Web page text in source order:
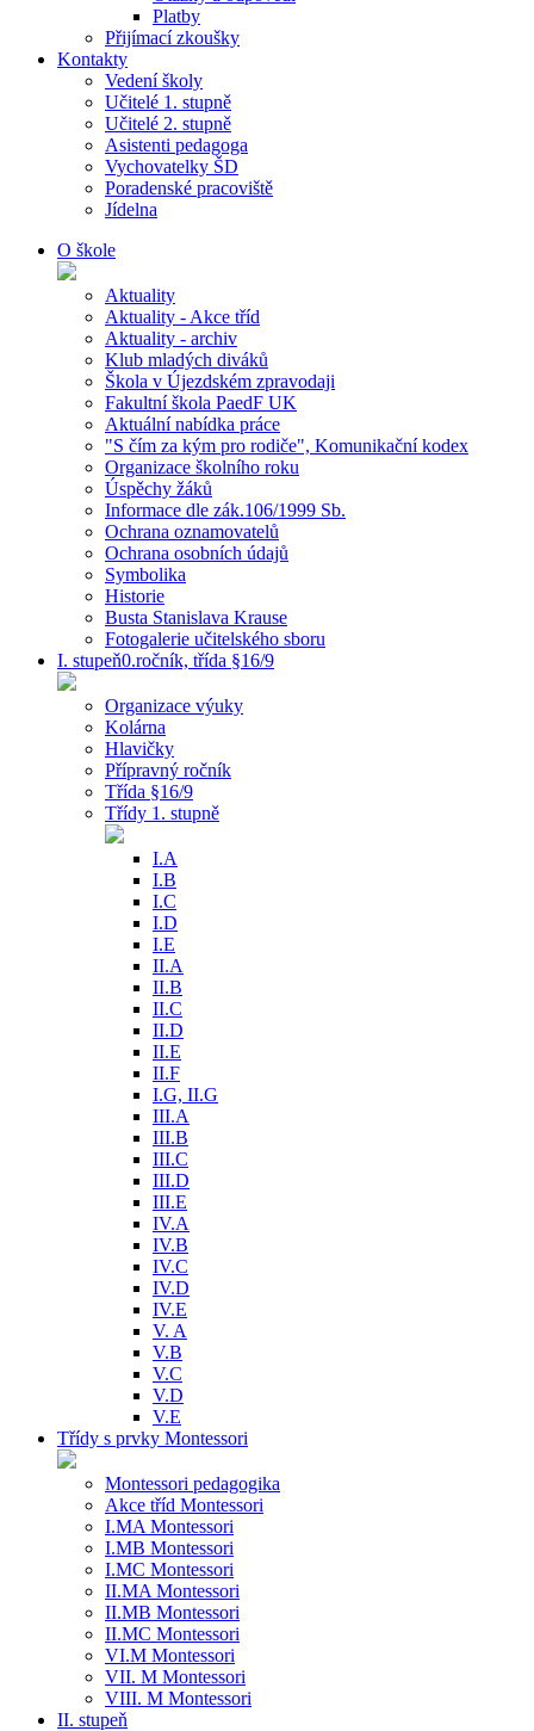
Platby
Přijímací zkoušky
Kontakty
Vedení školy
Učitelé 1. stupně
Učitelé 2. stupně
Asistenti pedagoga
Vychovatelky ŠD
Poradenské pracoviště
Jídelna
O škole
Aktuality
Aktuality - Akce tříd
Aktuality - archiv
Klub mladých diváků
Škola v Újezdském zpravodaji
Fakultní škola PaedF UK
Aktuální nabídka práce
"S čím za kým pro rodiče", Komunikační kodex
Organizace školního roku
Úspěchy žáků
Informace dle zák.106/1999 Sb.
Ochrana oznamovatelů
Ochrana osobních údajů
Symbolika
Historie
Busta Stanislava Krause
Fotogalerie učitelského sboru
I. stupeň0.ročník, třída §16/9
Organizace výuky
Kolárna
Hlavičky
Přípravný ročník
Třída §16/9
Třídy 1. stupně
I.A
I.B
I.C
I.D
I.E
II.A
II.B
II.C
II.D
II.E
II.F
I.G, II.G
III.A
III.B
III.C
III.D
III.E
IV.A
IV.B
IV.C
IV.D
IV.E
V. A
V.B
V.C
V.D
V.E
Třídy s prvky Montessori
Montessori pedagogika
Akce tříd Montessori
I.MA Montessori
I.MB Montessori
I.MC Montessori
II.MA Montessori
II.MB Montessori
II.MC Montessori
VI.M Montessori
VII. M Montessori
VIII. M Montessori
II. stupeň